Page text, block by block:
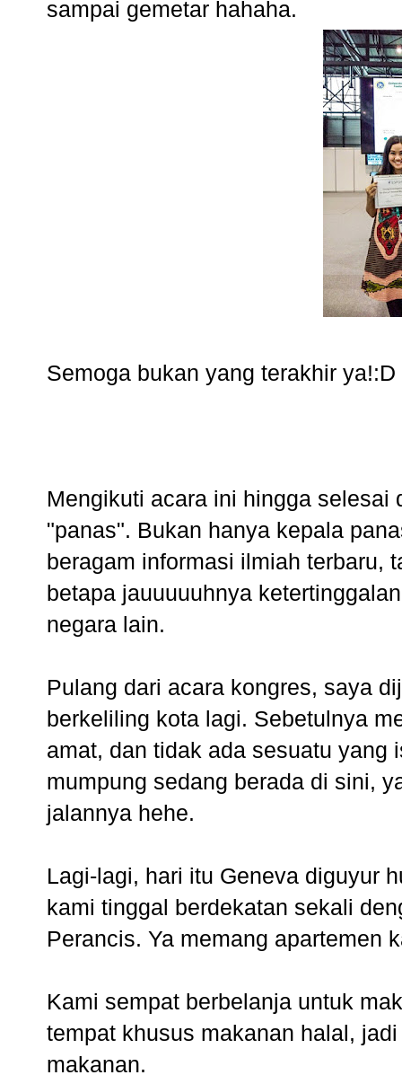
sampai gemetar hahaha.
Semoga bukan yang terakhir ya!:D
Mengikuti acara ini hingga selesai
"panas". Bukan hanya kepala
beragam informasi ilmiah terbaru,
betapa jauuuuuhnya
negara lain.
Pulang dari acara kongres, saya
berkeliling kota lagi. Sebetulnya
amat, dan tidak ada sesuatu yang
mumpung sedang berada di sini,
jalannya hehe.
Lagi-lagi, hari itu Geneva diguyur
kami tinggal berdekatan sekali
Perancis. Ya memang apartemen
Kami sempat berbelanja untuk
tempat khusus makanan halal,
makanan.